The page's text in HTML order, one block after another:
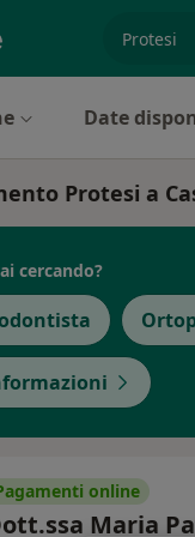
Date
Protesi a
cercando?
online
Maria